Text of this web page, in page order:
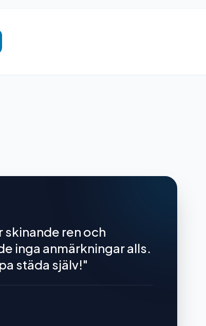
skinande ren och
inga anmärkningar alls.
städa själv!"